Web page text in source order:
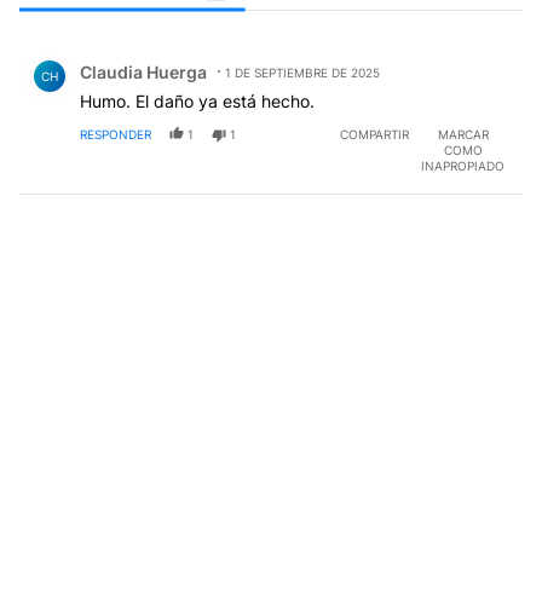
CH Claudia Huerga 1 DE SEPTIEMBRE DE 2025
Humo. El daño ya está hecho.
RESPONDER 1 1 COMPARTIR
MARCAR
COMO
INAPROPIADO